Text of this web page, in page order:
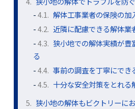
4.1. 解体工事業者の保険の加
4.2. 近隣に配慮できる解体業
4.3. 狭小地での解体実績が
る
4.4. 事前の調査を丁寧にでき
4.5. 十分な安全対策をとれる
5. 狭小地の解体もビクトリーに